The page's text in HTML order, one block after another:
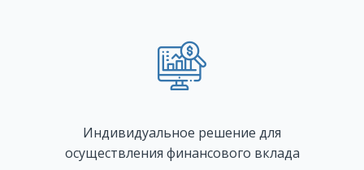
Индивидуальное решение для
осуществления финансового вклада